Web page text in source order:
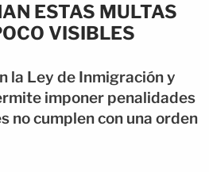
ESTAS MULTAS
VISIBLES
la Ley de Inmigración y
imponer penalidades
no cumplen con una orden